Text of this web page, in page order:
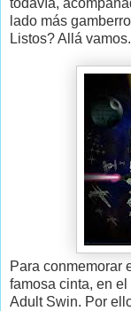
todavía,
lado más
Listos? Allá vamos.
Para conmemorar
famosa cinta, en
Adult Swin. Por